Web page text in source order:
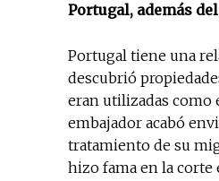
Portugal, además
Portugal tiene una
descubrió
eran utilizadas como
embajador acabó
tratamiento de su
hizo fama en la corte